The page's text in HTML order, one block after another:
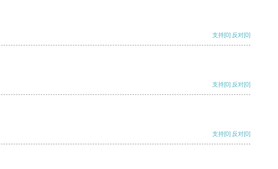
支持[0] 反对[0]
支持[0] 反对[0]
支持[0] 反对[0]